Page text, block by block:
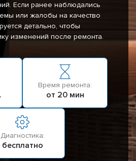
Если ранее наблюдались
или жалобы на качество
детально, чтобы
изменений после ремонта.
Время ремонта:
от 20 мин
Диагностика:
бесплатно